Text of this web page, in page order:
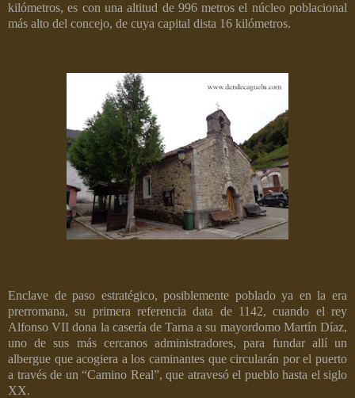
kilómetros, es con una altitud de 996 metros el núcleo poblacional
más alto del concejo, de cuya capital dista 16 kilómetros.
Enclave de paso estratégico, posiblemente poblado ya en la era
prerromana, su primera referencia data de 1142, cuando el rey
Alfonso VII dona la casería de Tarna a su mayordomo Martín Díaz,
uno de sus más cercanos administradores, para fundar allí un
albergue que acogiera a los caminantes que circularán por el puerto
a través de un “Camino Real”, que atravesó el pueblo hasta el siglo
XX.